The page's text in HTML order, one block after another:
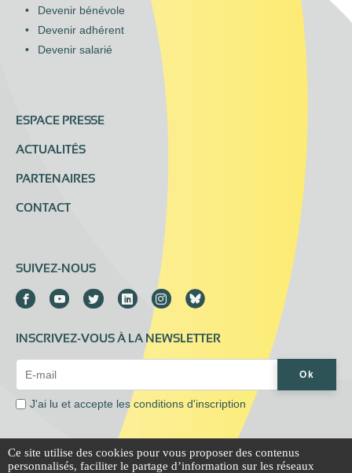
Devenir bénévole
Devenir adhérent
Devenir salarié
ESPACE PRESSE
ACTUALITÉS
PARTENAIRES
CONTACT
SUIVEZ-NOUS
INSCRIVEZ-VOUS À LA NEWSLETTER
Ok
J'ai lu et accepte lesconditions d'inscription
Mentions légales Extranet
Ce site utilise des cookies pour vous proposer des contenus
personnalisés, faciliter le partage d’information sur les réseaux